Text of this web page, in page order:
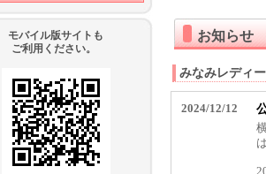
お知らせ
みなみレディ
モバイル版サイトも
ご利用ください。